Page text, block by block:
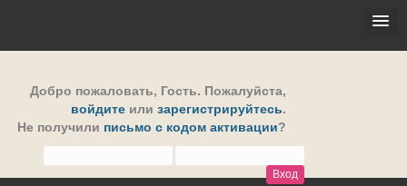
Добро пожаловать, Гость. Пожалуйста,
войдите или зарегистрируйтесь.
Не получили письмо с кодом активации?